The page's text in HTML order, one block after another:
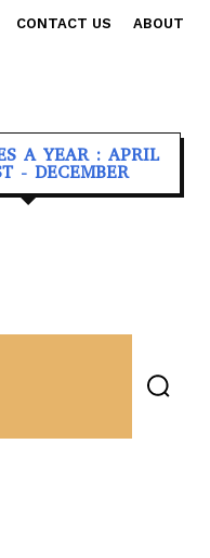
CONTACT US ABOUT
A YEAR : APRIL
- DECEMBER